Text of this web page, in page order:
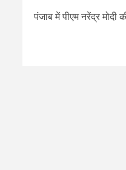
पंजाब में पीएम नरेंद्र